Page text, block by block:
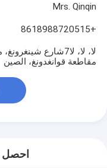
Mrs. Qinqin
+8618988720515
لا، لا، لا7شارع
مقاطعة قوانغدونغ، الصين